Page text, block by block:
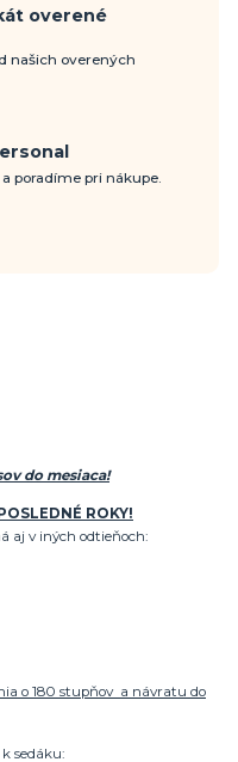
overené
našich overených
poradíme pri nákupe.
do mesiaca!
ROKY!
aj v iných odtieňoch:
o 180 stupňov a návratu do
sedáku: